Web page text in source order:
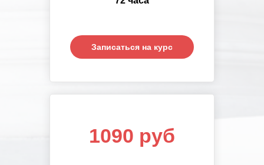
Записаться на курс
Записаться на курс
1090 руб